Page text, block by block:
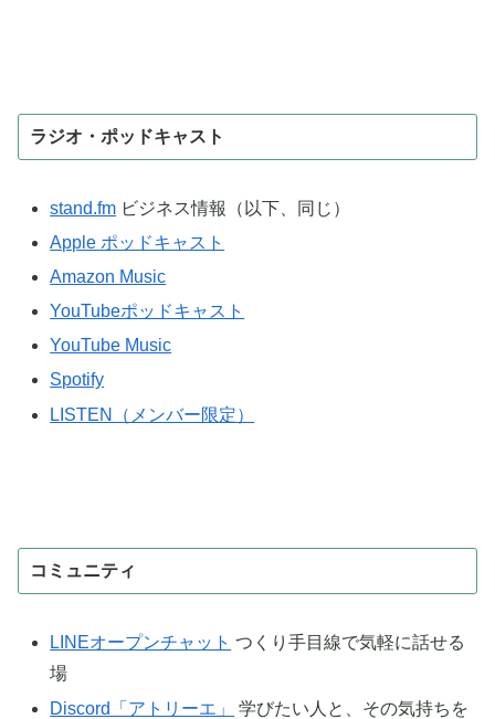
ラジオ・ポッドキャスト
stand.fm ビジネス情報（以下、同じ）
Apple ポッドキャスト
Amazon Music
YouTubeポッドキャスト
YouTube Music
Spotify
LISTEN（メンバー限定）
コミュニティ
LINEオープンチャット つくり手目線で気軽に話せる
場
Discord「アトリーエ」
学びたい人と、その気持ちを